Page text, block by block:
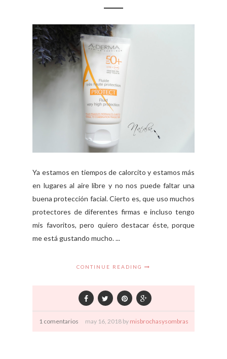
Ya estamos en tiempos de calorcito y estamos más
en lugares al aire libre y no nos puede faltar una
buena protección facial. Cierto es, que uso muchos
protectores de diferentes firmas e incluso tengo
mis favoritos, pero quiero destacar éste, porque
me está gustando mucho. ...
CONTINUE READING
1 comentarios may 16, 2018 by misbrochasysombras